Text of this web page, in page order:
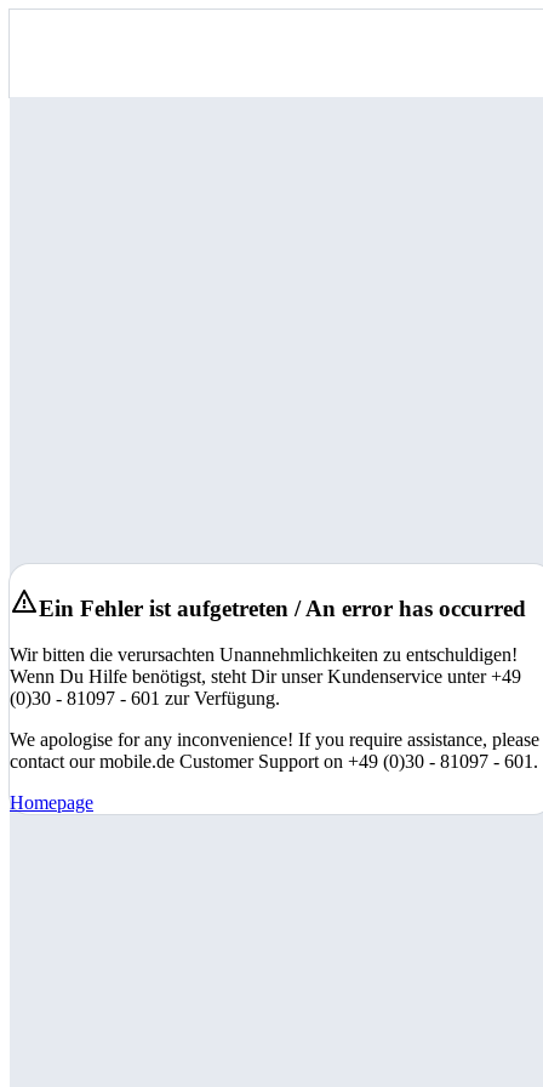
Ein Fehler ist aufgetreten / An error has occurred
Wir bitten die verursachten Unannehmlichkeiten zu entschuldigen!
Wenn Du Hilfe benötigst, steht Dir unser Kundenservice unter +49
(0)30 - 81097 - 601 zur Verfügung.
We apologise for any inconvenience! If you require assistance, please
contact our mobile.de Customer Support on +49 (0)30 - 81097 - 601.
Homepage